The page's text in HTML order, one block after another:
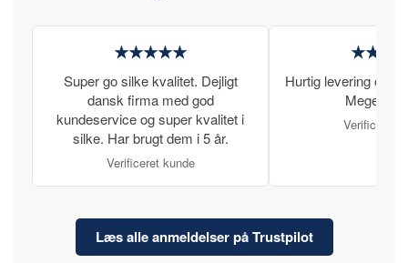
★★★★★
Super go silke kvalitet. Dejligt
dansk firma med god
kundeservice og super kvalitet i
silke. Har brugt dem i 5 år.
Verificeret kunde
Hurtig levering og
Meget
Verificeret
Læs alle anmeldelser på Trustpilot